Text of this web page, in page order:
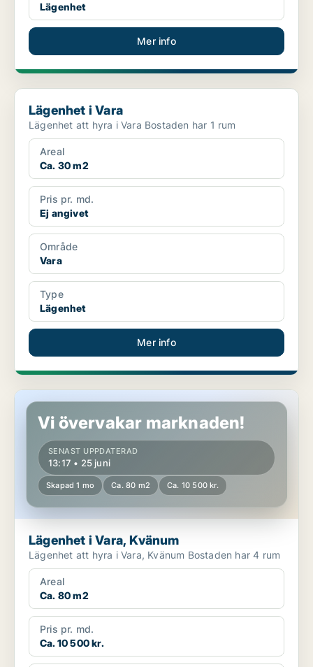
Lägenhet
Mer info
Lägenhet i Vara
Lägenhet i Vara
Lägenhet att hyra i Vara Bostaden har 1 rum
Areal
Ca. 30 m2
Pris pr. md.
Ej angivet
Område
Vara
Type
Lägenhet
Mer info
Lägenhet i Vara, Kvänum
Vi övervakar marknaden!
SENAST UPPDATERAD
13:17 • 25 juni
Skapad 1 mo Ca. 80 m2 Ca. 10 500 kr.
Lägenhet i Vara, Kvänum
Lägenhet att hyra i Vara, Kvänum Bostaden har 4 rum
Areal
Ca. 80 m2
Pris pr. md.
Ca. 10 500 kr.